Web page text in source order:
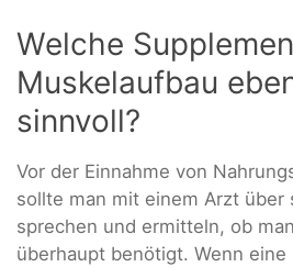
Welche
Muskelaufbau
sinnvoll?
Vor der Einnahme von
sollte man mit einem Arzt über
sprechen und ermitteln, ob
überhaupt benötigt. Wenn eine